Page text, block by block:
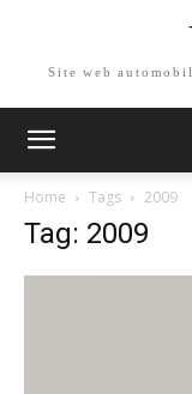
Site web
Home Tags 2009
Tag: 2009